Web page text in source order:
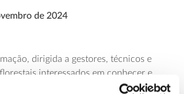
de 2024
dirigida a gestores, técnicos e
interessados em conhecer e
procedimento FSC para os serviços